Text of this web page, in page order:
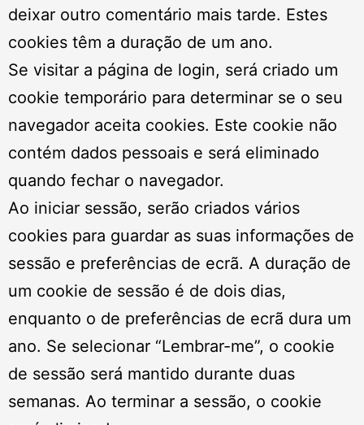
deixar outro comentário mais tarde. Estes
cookies têm a duração de um ano.
Se visitar a página de login, será criado um
cookie temporário para determinar se o seu
navegador aceita cookies. Este cookie não
contém dados pessoais e será eliminado
quando fechar o navegador.
Ao iniciar sessão, serão criados vários
cookies para guardar as suas informações de
sessão e preferências de ecrã. A duração de
um cookie de sessão é de dois dias,
enquanto o de preferências de ecrã dura um
ano. Se selecionar “Lembrar-me”, o cookie
de sessão será mantido durante duas
semanas. Ao terminar a sessão, o cookie